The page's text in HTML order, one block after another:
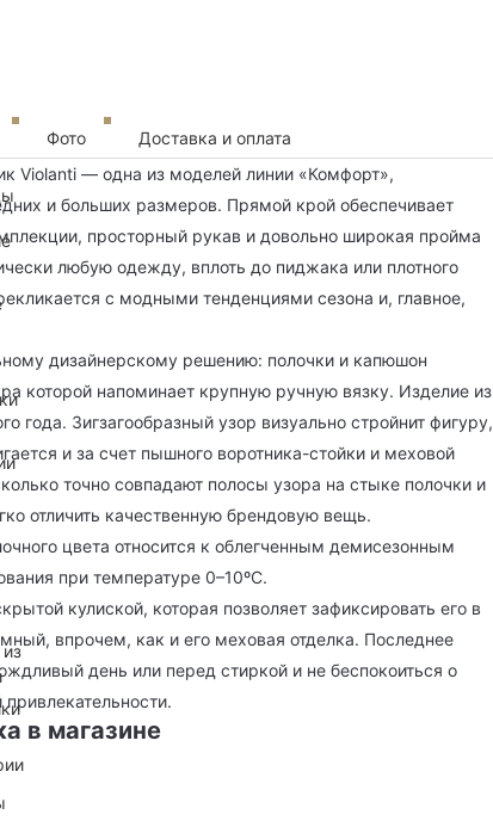
Фото
Доставка и оплата
Violanti — одна из моделей линии «Комфорт»,
и больших размеров. Прямой крой обеспечивает
просторный рукав и довольно широкая пройма
любую одежду, вплоть до пиджака или плотного
с модными тенденциями сезона и, главное,
дизайнерскому решению: полочки и капюшон
которой напоминает крупную ручную вязку. Изделие из
года. Зигзагообразный узор визуально стройнит фигуру,
и за счет пышного воротника-стойки и меховой
точно совпадают полосы узора на стыке полочки и
отличить качественную брендовую вещь.
цвета относится к облегченным демисезонным
при температуре 0–10ºС.
кулиской, которая позволяет зафиксировать его в
впрочем, как и его меховая отделка. Последнее
день или перед стиркой и не беспокоиться о
в магазине